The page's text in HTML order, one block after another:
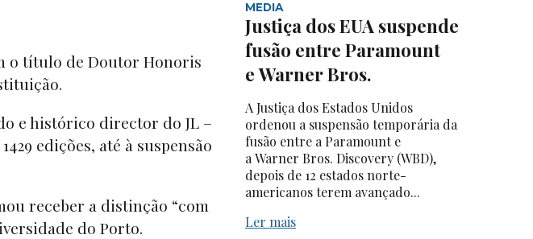
o título de Doutor Honoris
e histórico director do JL –
edições, até à suspensão
receber a distinção “com
do Porto.
MEDIA
Justiça dos EUA suspende
fusão entre Paramount
e Warner Bros.
A Justiça dos Estados Unidos
ordenou a suspensão temporária da
fusão entre a Paramount e
a Warner Bros. Discovery (WBD),
depois de 12 estados norte-
americanos terem avançado...
Ler mais